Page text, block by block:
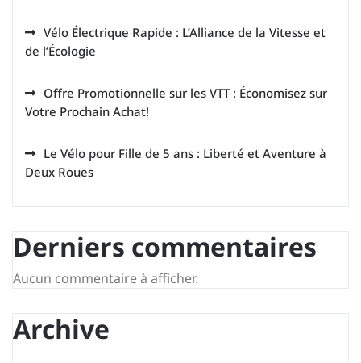
Vélo Électrique Rapide : L’Alliance de la Vitesse et
de l’Écologie
Offre Promotionnelle sur les VTT : Économisez sur
Votre Prochain Achat!
Le Vélo pour Fille de 5 ans : Liberté et Aventure à
Deux Roues
Derniers commentaires
Aucun commentaire à afficher.
Archive